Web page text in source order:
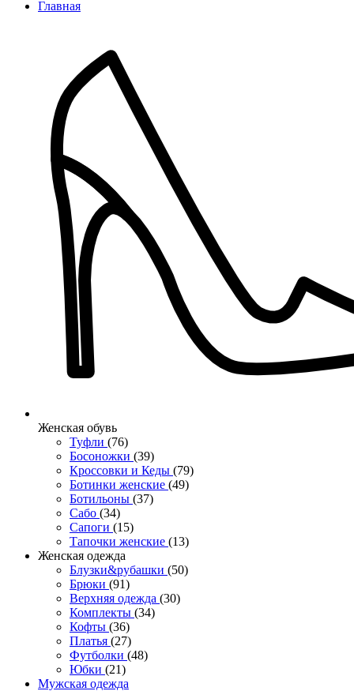
Главная
Женcкая обувь
Туфли (76)
Босоножки (39)
Кроссовки и Кеды (79)
Ботинки женские (49)
Ботильоны (37)
Сабо (34)
Сапоги (15)
Тапочки женские (13)
Женская одежда
Блузки&рубашки (50)
Брюки (91)
Верхняя одежда (30)
Комплекты (34)
Кофты (36)
Платья (27)
Футболки (48)
Юбки (21)
Мужская одежда